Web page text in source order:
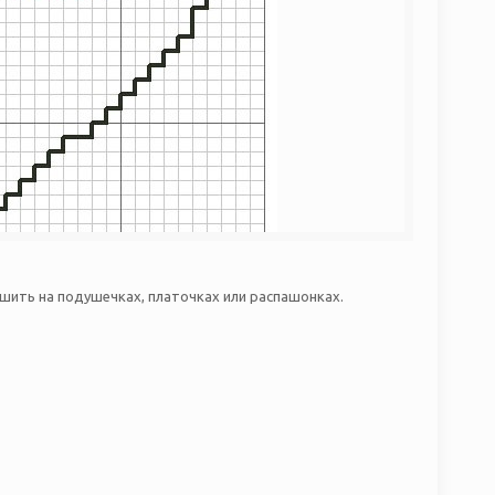
на подушечках, платочках или распашонках.